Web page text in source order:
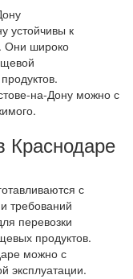
устойчивы к
Они широко
на-Дону можно с
Краснодаре
с
требований
перевозки
продуктов.
можно с
эксплуатации.